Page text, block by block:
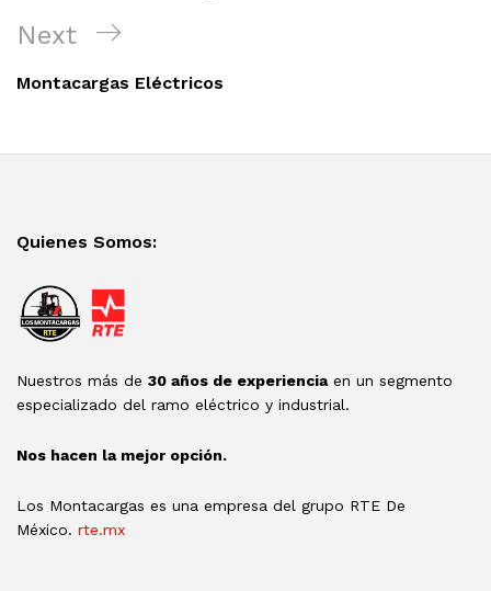
Next
Post
Next
Montacargas Eléctricos
Quienes Somos:
Nuestros más de 30 años de experienciaen un segmento
especializado del ramo eléctrico y industrial.
Nos hacen la mejor opción.
Los Montacargas es una empresa del grupo RTE De
México. rte.mx